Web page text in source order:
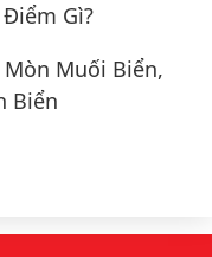
Gì?
Mòn Muối Biển,
Biển